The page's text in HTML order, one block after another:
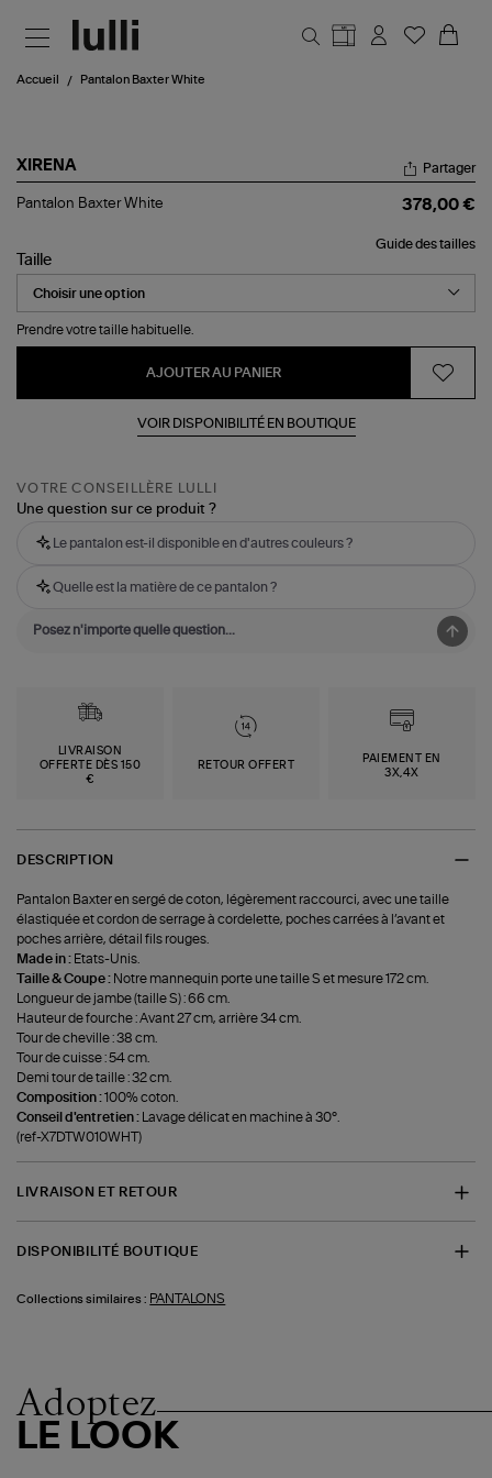
Accueil Pantalon Baxter White
XIRENA
Pantalon
Partager
Pantalon Baxter White 378,00 €
Guide des tailles
Taille
Prendre votre taille habituelle.
AJOUTER AU PANIER
VOIR DISPONIBILITÉ EN BOUTIQUE
VOTRE CONSEILLÈRE LULLI
Une question sur ce produit ?
Le pantalon est-il disponible en d'autres couleurs ?
Quelle est la matière de ce pantalon ?
LIVRAISON
OFFERTE DÈS 150
€
RETOUR OFFERT
PAIEMENT EN
3X,4X
DESCRIPTION
Pantalon Baxter en sergé de coton, légèrement raccourci, avec une taille
élastiquée et cordon de serrage à cordelette, poches carrées à l’avant et
poches arrière, détail fils rouges.
Made in : Etats-Unis.
Taille & Coupe : Notre mannequin porte une taille S et mesure 172 cm.
Longueur de jambe (taille S) : 66 cm.
Hauteur de fourche : Avant 27 cm, arrière 34 cm.
Tour de cheville : 38 cm.
Tour de cuisse : 54 cm.
Demi tour de taille : 32 cm.
Composition :100% coton.
Conseil d'entretien : Lavage délicat en machine à 30°.
(ref-X7DTW010WHT)
LIVRAISON ET RETOUR
DISPONIBILITÉ BOUTIQUE
Collections similaires : PANTALONS
Adoptez
LE LOOK